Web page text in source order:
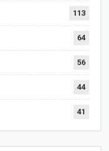
113
64
56
44
41